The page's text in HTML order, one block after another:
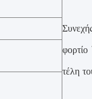
τέλη